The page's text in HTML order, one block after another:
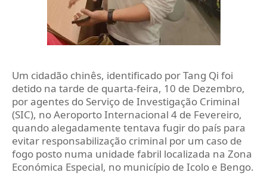
Um cidadão chinês, identificado por Tang Qi foi
detido na tarde de quarta-feira, 10 de Dezembro,
por agentes do Serviço de Investigação Criminal
(SIC), no Aeroporto Internacional 4 de Fevereiro,
quando alegadamente tentava fugir do país para
evitar responsabilização criminal por um caso de
fogo posto numa unidade fabril localizada na Zona
Económica Especial, no município de Icolo e Bengo.